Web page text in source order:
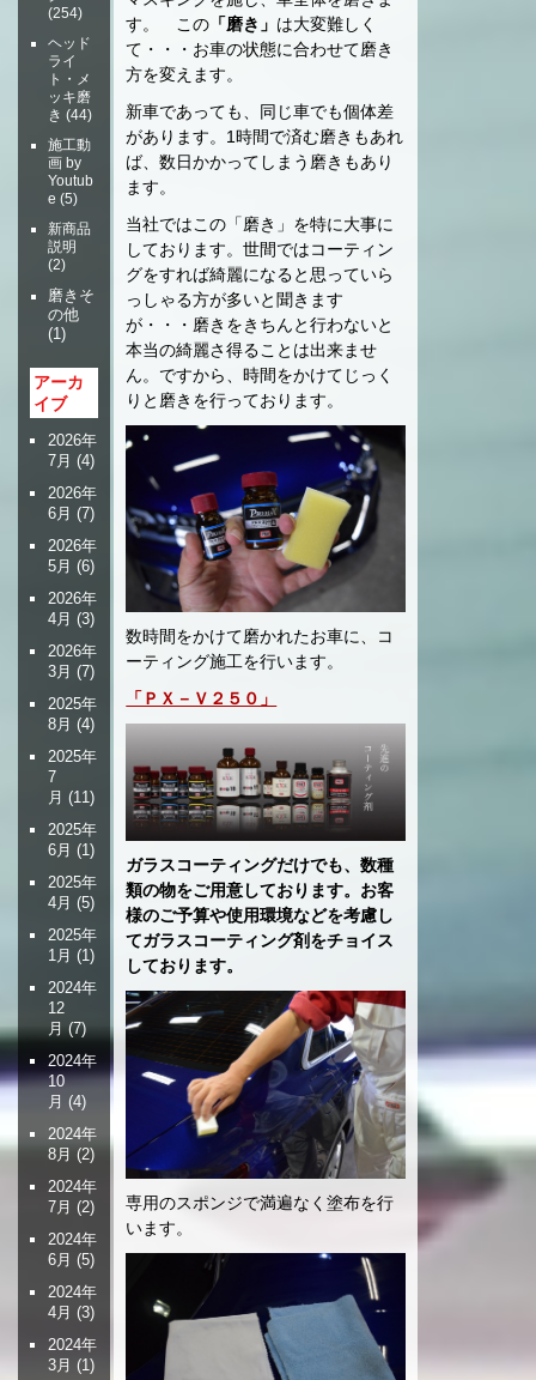
す。 この 「磨き」 は大変難しく
て・・・お車の状態に合わせて磨き
方を変えます。
新車であっても、同じ車でも個体差
があります。1時間で済む磨きもあれ
ば、数日かかってしまう磨きもあり
ます。
当社ではこの「磨き」を特に大事に
しております。世間ではコーティン
グをすれば綺麗になると思っていら
っしゃる方が多いと聞きます
が・・・磨きをきちんと行わないと
本当の綺麗さ得ることは出来ませ
ん。ですから、時間をかけてじっく
りと磨きを行っております。
数時間をかけて磨かれたお車に、コ
ーティング施工を行います。
「ＰＸ－Ｖ２５０」
ガラスコーティングだけでも、数種
類の物をご用意しております。お客
様のご予算や使用環境などを考慮し
てガラスコーティング剤をチョイス
しております。
専用のスポンジで満遍なく塗布を行
います。
(254)
ヘッド
ライ
ト・メ
ッキ磨
き (44)
施工動
画 by
Youtub
e (5)
新商品
説明
(2)
磨きそ
の他
(1)
アーカ
イブ
2026年
7月 (4)
2026年
6月 (7)
2026年
5月 (6)
2026年
4月 (3)
2026年
3月 (7)
2025年
8月 (4)
2025年
7
月 (11)
2025年
6月 (1)
2025年
4月 (5)
2025年
1月 (1)
2024年
12
月 (7)
2024年
10
月 (4)
2024年
8月 (2)
2024年
7月 (2)
2024年
6月 (5)
2024年
4月 (3)
2024年
3月 (1)